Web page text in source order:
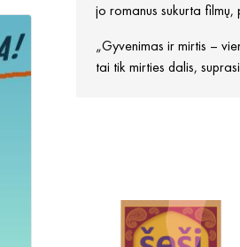
jo romanus sukurta filmų,
„Gyvenimas ir mirtis –
tai tik mirties dalis,